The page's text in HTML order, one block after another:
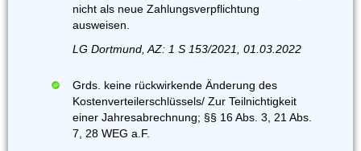
nicht als neue Zahlungsverpflichtung
ausweisen.
LG Dortmund, AZ: 1 S 153/2021, 01.03.2022
Grds. keine rückwirkende Änderung des
Kostenverteilerschlüssels/ Zur Teilnichtigkeit
einer Jahresabrechnung; §§ 16 Abs. 3, 21 Abs.
7, 28 WEG a.F.